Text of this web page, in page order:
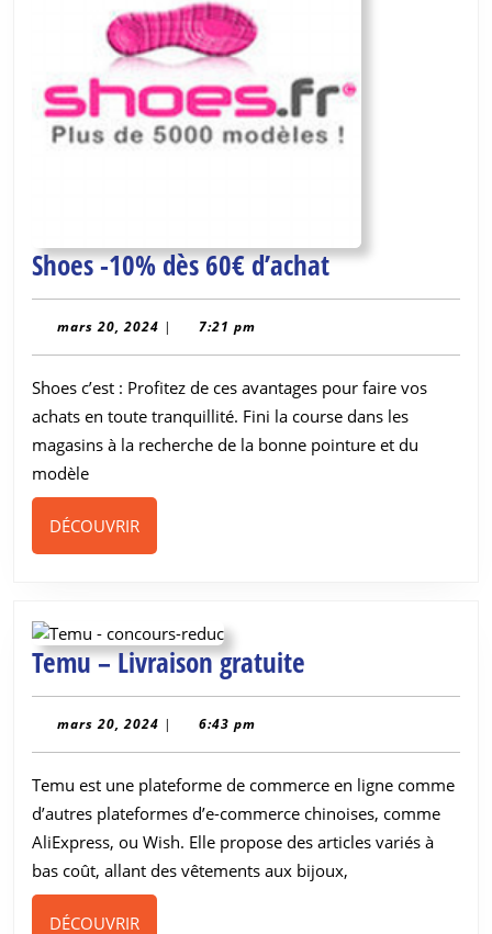
Shoes -10% dès 60€ d’achatShoes
-10%
60€
d’achat
mars 20, 2024 mars
| 7:21 pm
Shoes c’est : Profitez de ces avantages pour faire vos
achats en toute tranquillité. Fini la course dans les
magasins à la recherche de la bonne pointure et du
modèle
DÉCOUVRIRDÉCOUVRIR
Temu – Livraison gratuite
–
gratuite
mars 20, 2024 mars
| 6:43 pm
Temu est une plateforme de commerce en ligne comme
d’autres plateformes d’e-commerce chinoises, comme
AliExpress, ou Wish. Elle propose des articles variés à
bas coût, allant des vêtements aux bijoux,
DÉCOUVRIRDÉCOUVRIR